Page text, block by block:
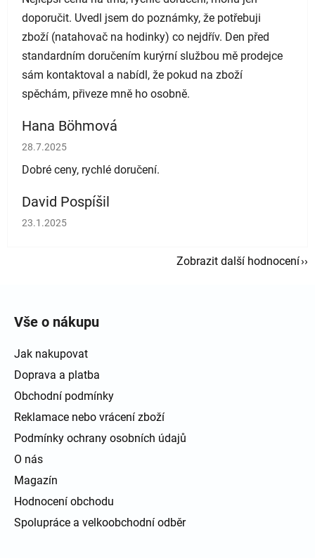
doporučit. Uvedl jsem do poznámky, že potřebuji
zboží (natahovač na hodinky) co nejdřív. Den před
standardním doručením kurýrní službou mě prodejce
sám kontaktoval a nabídl, že pokud na zboží
spěchám, přiveze mně ho osobně.
Hana Böhmová
Hodnocení obchodu je 5 z 5 hvězdiček.
28.7.2025
Dobré ceny, rychlé doručení.
David Pospíšil
Hodnocení obchodu je 5 z 5 hvězdiček.
23.1.2025
Zobrazit další hodnocení
Vše o nákupu
Jak nakupovat
Doprava a platba
Obchodní podmínky
Reklamace nebo vrácení zboží
Podmínky ochrany osobních údajů
O nás
Magazín
Hodnocení obchodu
Spolupráce a velkoobchodní odběr